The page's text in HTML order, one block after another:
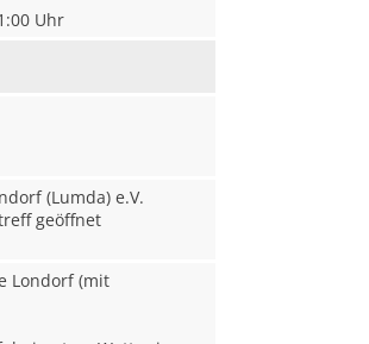
Uhr
(Lumda) e.V.
geöffnet
Londorf (mit